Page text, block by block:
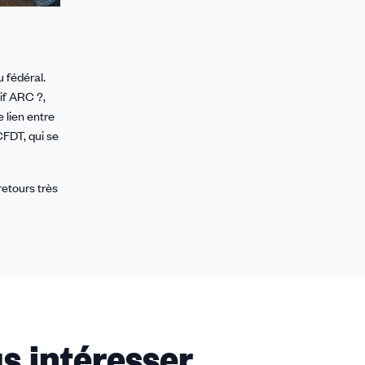
fédéral.
ARC ?,
lien entre
qui se
très